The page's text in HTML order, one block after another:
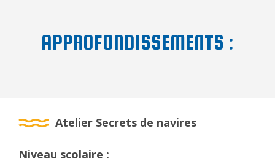
APPROFONDISSEMENTS :
Atelier Secrets de navires
Niveau scolaire :